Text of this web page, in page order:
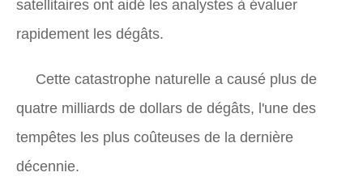
satellitaires ont aidé les analystes à évaluer
rapidement les dégâts.
Cette catastrophe naturelle a causé plus de
quatre milliards de dollars de dégâts, l'une des
tempêtes les plus coûteuses de la dernière
décennie.